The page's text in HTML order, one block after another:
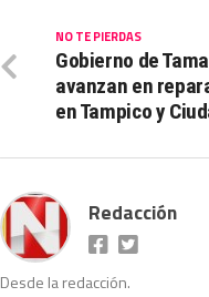
NO TE PIERDAS
Gobierno de
avanzan en
en Tampico y
Redacción
Desde la redacción.